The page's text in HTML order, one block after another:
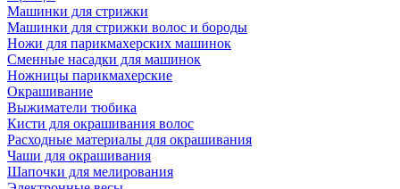
Машинки для стрижки
Машинки для стрижки волос и бороды
Ножи для парикмахерских машинок
Сменные насадки для машинок
Ножницы парикмахерские
Окрашивание
Выжиматели тюбика
Кисти для окрашивания волос
Расходные материалы для окрашивания
Чаши для окрашивания
Шапочки для мелирования